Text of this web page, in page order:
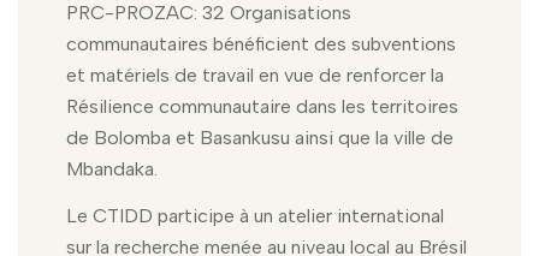
PRC-PROZAC: 32 Organisations
communautaires bénéficient des subventions
et matériels de travail en vue de renforcer la
Résilience communautaire dans les territoires
de Bolomba et Basankusu ainsi que la ville de
Mbandaka.
Le CTIDD participe à un atelier international
sur la recherche menée au niveau local au Brésil